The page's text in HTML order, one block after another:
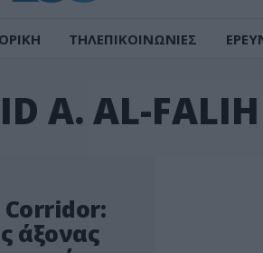
ΤΗΛΕΠΙΚΟΙΝΩΝΙΕΣ
A. AL-FALIH
Corridor:
άξονας